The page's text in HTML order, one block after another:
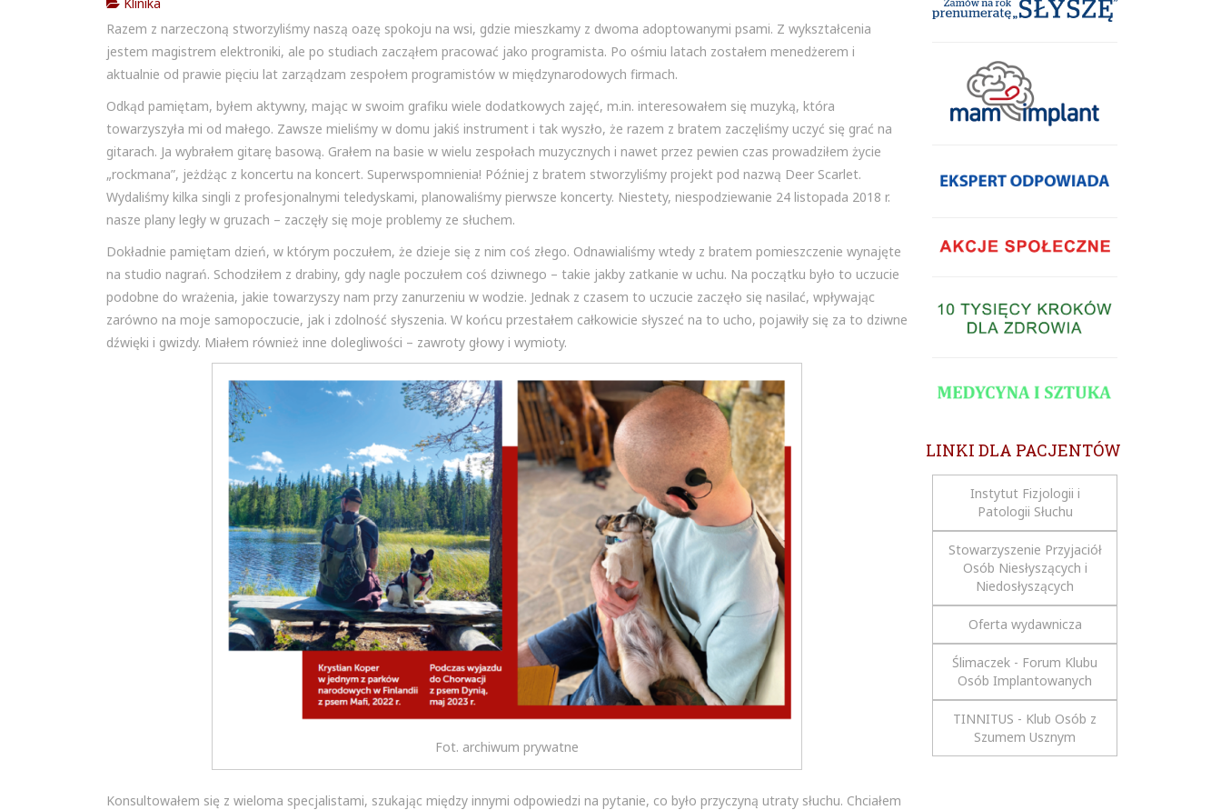
Razem z narzeczoną stworzyliśmy naszą oazę spokoju na wsi, gdzie mieszkamy z dwoma adoptowanymi psami. Z wykształcenia
jestem magistrem elektroniki, ale po studiach zacząłem pracować jako programista. Po ośmiu latach zostałem menedżerem i
aktualnie od prawie pięciu lat zarządzam zespołem programistów w międzynarodowych firmach.
Odkąd pamiętam, byłem aktywny, mając w swoim grafiku wiele dodatkowych zajęć, m.in. interesowałem się muzyką, która
towarzyszyła mi od małego. Zawsze mieliśmy w domu jakiś instrument i tak wyszło, że razem z bratem zaczęliśmy uczyć się grać na
gitarach. Ja wybrałem gitarę basową. Grałem na basie w wielu zespołach muzycznych i nawet przez pewien czas prowadziłem życie
„rockmana”, jeżdżąc z koncertu na koncert. Superwspomnienia! Później z bratem stworzyliśmy projekt pod nazwą Deer Scarlet.
Wydaliśmy kilka singli z profesjonalnymi teledyskami, planowaliśmy pierwsze koncerty. Niestety, niespodziewanie 24 listopada 2018 r.
nasze plany legły w gruzach – zaczęły się moje problemy ze słuchem.
Dokładnie pamiętam dzień, w którym poczułem, że dzieje się z nim coś złego. Odnawialiśmy wtedy z bratem pomieszczenie wynajęte
na studio nagrań. Schodziłem z drabiny, gdy nagle poczułem coś dziwnego – takie jakby zatkanie w uchu. Na początku było to uczucie
podobne do wrażenia, jakie towarzyszy nam przy zanurzeniu w wodzie. Jednak z czasem to uczucie zaczęło się nasilać, wpływając
zarówno na moje samopoczucie, jak i zdolność słyszenia. W końcu przestałem całkowicie słyszeć na to ucho, pojawiły się za to dziwne
dźwięki i gwizdy. Miałem również inne dolegliwości – zawroty głowy i wymioty.
Fot. archiwum prywatne
Konsultowałem się z wieloma specjalistami, szukając między innymi odpowiedzi na pytanie, co było przyczyną utraty słuchu. Chciałem
LINKI DLA PACJENTÓW
Instytut Fizjologii i
Patologii Słuchu
Stowarzyszenie Przyjaciół
Osób Niesłyszących i
Niedosłyszących
Oferta wydawnicza
Ślimaczek - Forum Klubu
Osób Implantowanych
TINNITUS - Klub Osób z
Szumem Usznym